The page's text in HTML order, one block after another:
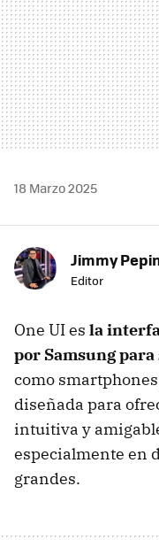
18 Marzo 2025
Jimmy
Editor
​One UI es la
por Samsung
como
diseñada para
intuitiva y
especialmente en
grandes.